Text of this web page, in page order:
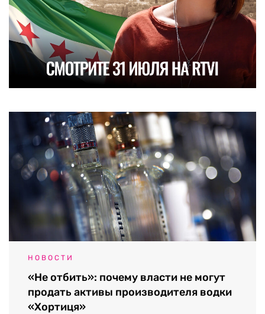
НОВОСТИ
«Не отбить»: почему власти не могут
продать активы производителя водки
«Хортиця»